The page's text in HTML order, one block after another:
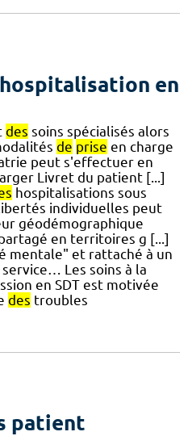
en
des soins spécialisés alors
de prise en charge
peut s'effectuer en
Livret du patient [...]
hospitalisations sous
individuelles peut
géodémographique
en territoires g [...]
mentale" et rattaché à un
Les soins à la
en SDT est motivée
des troubles
patient